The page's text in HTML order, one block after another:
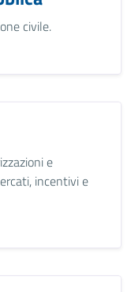
civile.
e
incentivi e